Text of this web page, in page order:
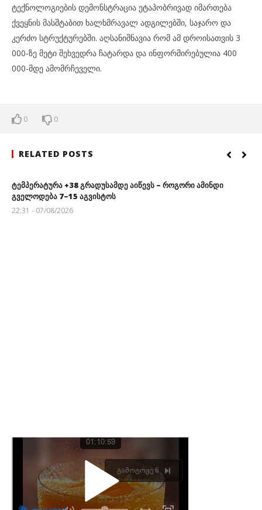
ტექნოლოგიების დემონსტრაცია ეტაპობრივად იმართება
ქვეყნის მასშტაბით ხალხმრავალ ადგილებში, საჯარო და
კერძო სტრუქტურებში. აღსანიშნავია რომ ამ დროისათვის 3
000-ზე მეტი შეხვედრა ჩატარდა და ინფორმირებულია 400
000-მდე ამომრჩეველი.
0 0
RELATED POSTS
ტემპერატურა +38 გრადუსამდე აიწევს – როგორი ამინდი
გველოდება 7–15 აგვისტოს
22:31 - 07/08/2026